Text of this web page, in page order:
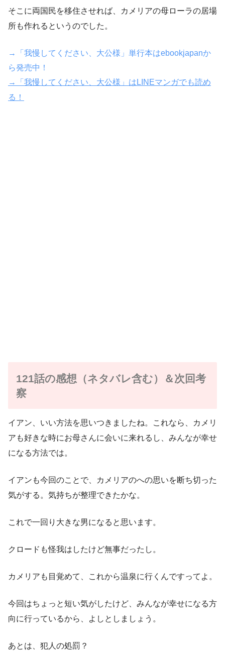
そこに両国民を移住させれば、カメリアの母ローラの居場
所も作れるというのでした。
→「我慢してください、大公様」単行本はebookjapanか
ら発売中！
→「我慢してください、大公様」はLINEマンガでも読め
る！
121話の感想（ネタバレ含む）＆次回考
察
イアン、いい方法を思いつきましたね。これなら、カメリ
アも好きな時にお母さんに会いに来れるし、みんなが幸せ
になる方法では。
イアンも今回のことで、カメリアのへの思いを断ち切った
気がする。気持ちが整理できたかな。
これで一回り大きな男になると思います。
クロードも怪我はしたけど無事だったし。
カメリアも目覚めて、これから温泉に行くんですってよ。
今回はちょっと短い気がしたけど、みんなが幸せになる方
向に行っているから、よしとしましょう。
あとは、犯人の処罰？